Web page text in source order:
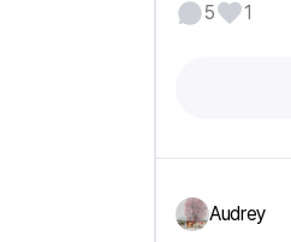
5 1
Audrey